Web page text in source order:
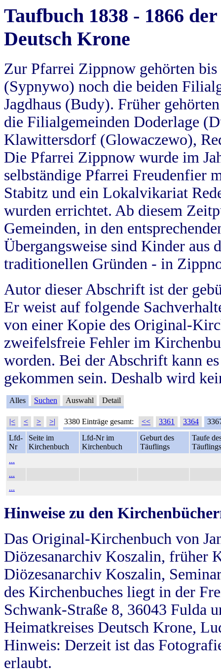
Taufbuch 1838 - 1866
Deutsch Krone
Zur Pfarrei Zippnow gehörten
(Sypnywo) noch die beiden
Jagdhaus (Budy). Früher
die Filialgemeinden Doderlage
Klawittersdorf (Glowaczewo),
Die Pfarrei Zippnow wurde im
selbständige Pfarrei Freudenfier
Stabitz und ein Lokalvikariat
wurden errichtet. Ab diesem
Gemeinden, in den
Übergangsweise sind Kinder aus
traditionellen Gründen - in
Autor dieser Abschrift ist der
Er weist auf folgende
von einer Kopie des Original-
zweifelsfreie Fehler im
worden. Bei der Abschrift kann
gekommen sein. Deshalb wird
Alles Suchen Auswahl Detail
|< < > >| 3380 Einträge gesamt: << 3361 3364
Lfd-
Nr
Seite im
Kirchenbuch
Lfd-Nr im
Kirchenbuch
Geburt des
Täuflings
Taufe
Täuflings
...
...
...
Hinweise zu den
Das Original-Kirchenbuch von
Diözesanarchiv Koszalin, früher
Diözesanarchiv Koszalin,
des Kirchenbuches liegt in der
Schwank-Straße 8, 36043 Fulda
Heimatkreises Deutsch Krone,
Hinweis: Derzeit ist das
erlaubt.